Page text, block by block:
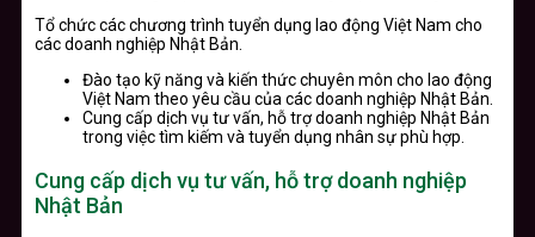
Tổ chức các chương trình tuyển dụng lao động Việt Nam cho
các doanh nghiệp Nhật Bản.
Đào tạo kỹ năng và kiến thức chuyên môn cho lao động
Việt Nam theo yêu cầu của các doanh nghiệp Nhật Bản.
Cung cấp dịch vụ tư vấn, hỗ trợ doanh nghiệp Nhật Bản
trong việc tìm kiếm và tuyển dụng nhân sự phù hợp.
Cung cấp dịch vụ tư vấn, hỗ trợ doanh nghiệp
Nhật Bản